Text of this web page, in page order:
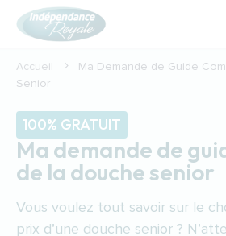
Aller au contenu principal
Accueil
Ma Demande de Guide
Senior
100% GRATUIT
Ma demande de
de la douche senior
Vous voulez tout savoir sur le
prix d’une douche senior ?